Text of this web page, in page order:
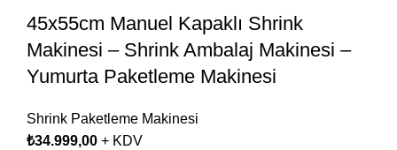
45x55cm Manuel Kapaklı Shrink
Makinesi – Shrink Ambalaj Makinesi –
Yumurta Paketleme Makinesi
Shrink Paketleme Makinesi
₺34.999,00 + KDV